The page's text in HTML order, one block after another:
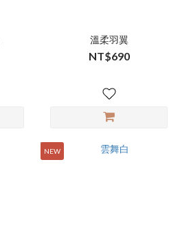
溫柔羽翼
NT$690
NEW